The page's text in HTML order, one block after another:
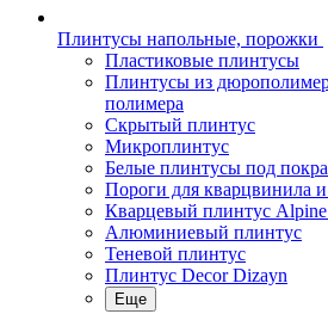
Плинтусы напольные, порожки
Пластиковые плинтусы
Плинтусы из
полимера
Скрытый плинтус
Микроплинтус
Белые плинтусы под
Пороги для кварцвинила
Кварцевый плинтус
Алюминиевый плинтус
Теневой плинтус
Плинтус Decor Dizayn
Еще